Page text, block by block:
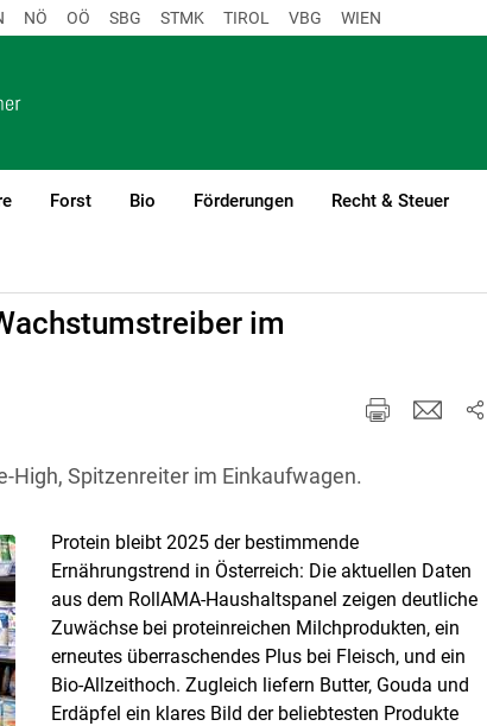
NÖ OÖ SBG STMK TIROL VBG WIEN
Forst Bio Förderungen Recht & Steuer
im
High, Spitzenreiter im Einkaufwagen.
Protein bleibt 2025 der bestimmende
Ernährungstrend in Österreich: Die aktuellen Daten
aus dem RollAMA-Haushaltspanel zeigen deutliche
Zuwächse bei proteinreichen Milchprodukten, ein
erneutes überraschendes Plus bei Fleisch, und ein
Bio-Allzeithoch. Zugleich liefern Butter, Gouda und
Erdäpfel ein klares Bild der beliebtesten Produkte